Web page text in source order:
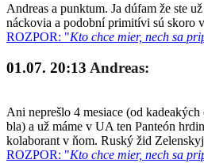
Andreas a punktum. Ja dúfam že ste
náckovia a podobní primitívi sú skoro
ROZPOR: "Kto chce mier, nech sa
01.07. 20:13 Andreas:
Ani neprešlo 4 mesiace (od
bla) a už máme v UA ten Panteón
kolaborant v ňom. Ruský žid
ROZPOR: "Kto chce mier, nech sa